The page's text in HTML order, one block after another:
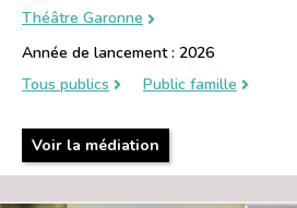
Théâtre Garonne
Année de lancement : 2026
Tous publics
Public famille
Voir la médiation